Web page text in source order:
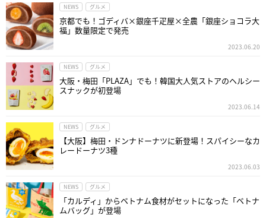
NEWS グルメ
京都でも！ゴディバ×銀座千疋屋×全農「銀座ショコラ大
福」数量限定で発売
2023.06.20
NEWS グルメ
大阪・梅田「PLAZA」でも！韓国大人気ストアのヘルシー
スナックが初登場
2023.06.14
NEWS グルメ
【大阪】梅田・ドンナドーナツに新登場！スパイシーなカ
レードーナツ3種
2023.06.03
NEWS グルメ
「カルディ」からベトナム食材がセットになった「ベトナ
ムバッグ」が登場